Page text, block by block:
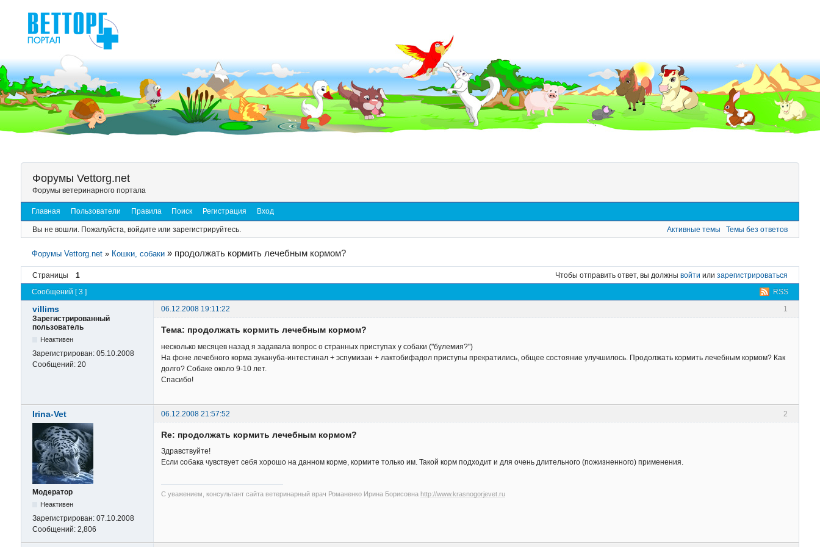
Форумы Vettorg.net
Форумы ветеринарного портала
Главная Пользователи Правила Поиск Регистрация Вход
Вы не вошли. Пожалуйста, войдите или зарегистрируйтесь. Активные темы Темы без ответов
Форумы Vettorg.net » Кошки, собаки » продолжать кормить лечебным кормом?
Страницы 1 Чтобы отправить ответ, вы должнывойти илизарегистрироваться
RSS
Сообщений [ 3 ]
1
villims
06.12.2008 19:11:22
Зарегистрированный
пользователь
Неактивен
Зарегистрирован: 05.10.2008
Сообщений: 20
Тема: продолжать кормить лечебным кормом?
несколько месяцев назад я задавала вопрос о странных приступах у собаки ("булемия?")
На фоне лечебного корма эукануба-интестинал + эспумизан + лактобифадол приступы прекратились, общее состояние улучшилось. Продолжать кормить лечебным кормом? Как
долго? Собаке около 9-10 лет.
Спасибо!
2
Irina-Vet 06.12.2008 21:57:52
Модератор
Неактивен
Зарегистрирован: 07.10.2008
Сообщений: 2,806
Re: продолжать кормить лечебным кормом?
Здравствуйте!
Если собака чувствует себя хорошо на данном корме, кормите только им. Такой корм подходит и для очень длительного (пожизненного) применения.
С уважением, консультант сайта ветеринарный врач Романенко Ирина Борисовна http://www.krasnogorjevet.ru